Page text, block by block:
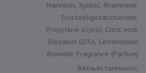
Mannitol, Xylitol, Rhamnose,
Fructooligosaccharides,
Propylene Glycol, Citric Acid,
Disodium EDTA, Cetrimonium
Bromide, Fragrance (Parfum)
Ватным тампоном,